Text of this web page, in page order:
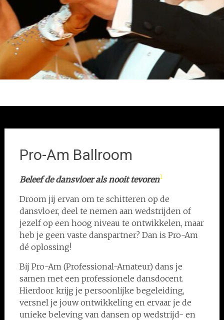
Pro-Am Ballroom
Beleef de dansvloer als nooit tevoren1
Droom jij ervan om te schitteren op de
dansvloer, deel te nemen aan wedstrijden of
jezelf op een hoog niveau te ontwikkelen, maar
heb je geen vaste danspartner? Dan is Pro-Am
dé oplossing!
Bij Pro-Am (Professional-Amateur) dans je
samen met een professionele dansdocent.
Hierdoor krijg je persoonlijke begeleiding,
versnel je jouw ontwikkeling en ervaar je de
unieke beleving van dansen op wedstrijd- en